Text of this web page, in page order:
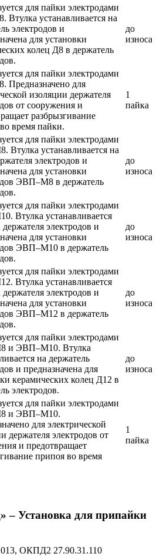
для пайки электродами
устанавливается на
электродов и
для установки
колец Д8 в держатель
до
износа
для пайки электродами
Предназначено для
изоляции держателя
от сооружения и
разбрызгивание
время пайки.
1
пайка
для пайки электродами
устанавливается на
электродов и
для установки
ЭВП–М8 в держатель
до
износа
для пайки электродами
Втулка устанавливается
электродов и
для установки
ЭВП–М10 в держатель
до
износа
для пайки электродами
Втулка устанавливается
электродов и
для установки
ЭВП–М12 в держатель
до
износа
для пайки электродами
и ЭВП–М10. Втулка
на держатель
и предназначена для
керамических колец Д12 в
электродов.
до
износа
для пайки электродами
и ЭВП–М10.
для электрической
держателя электродов от
и предотвращает
припоя во время
1
пайка
– Установка для припайки
ОКПД2 27.90.31.110